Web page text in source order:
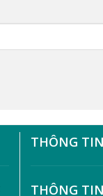
THÔNG
THÔNG